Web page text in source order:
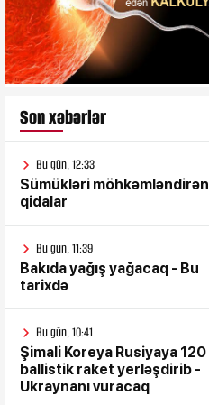
Son xəbərlər
Bu gün, 12:33
Sümükləri möhkəmləndirən
qidalar
Bu gün, 11:39
Bakıda yağış yağacaq - Bu
tarixdə
Bu gün, 10:41
Şimali Koreya Rusiyaya 120
ballistik raket yerləşdirib -
Ukraynanı vuracaq